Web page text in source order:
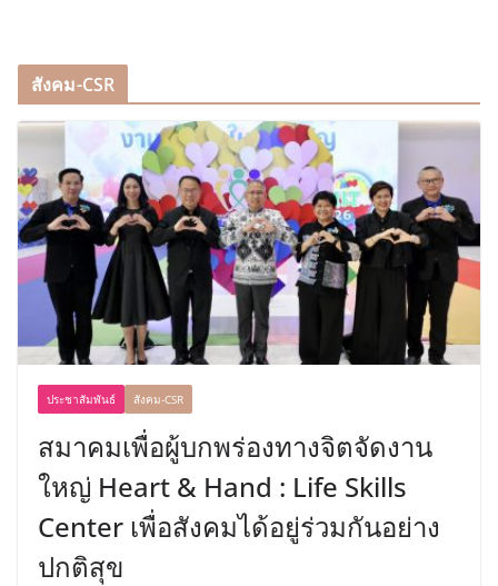
สังคม-CSR
ประชาสัมพันธ์ สังคม-CSR
สมาคมเพื่อผู้บกพร่องทางจิตจัดงาน
ใหญ่ Heart & Hand : Life Skills
Center เพื่อสังคมได้อยู่ร่วมกันอย่าง
ปกติสุข